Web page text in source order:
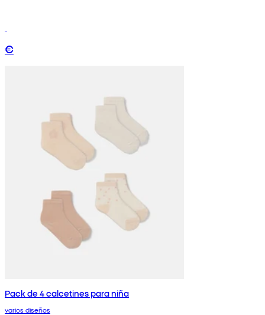
€
Pack de 4 calcetines para niña
varios diseños